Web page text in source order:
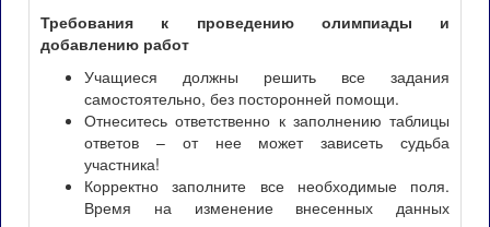
Требования к проведению олимпиады и
добавлению работ
Учащиеся должны решить все задания
самостоятельно, без посторонней помощи.
Отнеситесь ответственно к заполнению таблицы
ответов – от нее может зависеть судьба
участника!
Корректно заполните все необходимые поля.
Время на изменение внесенных данных